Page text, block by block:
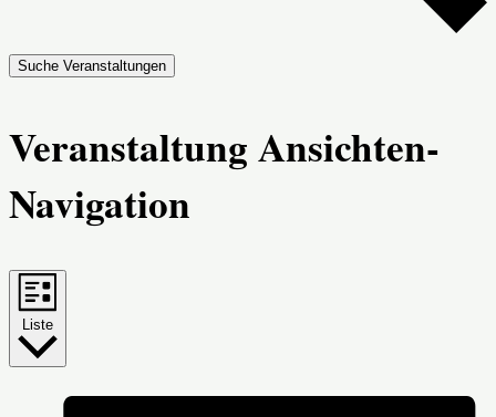
Suche Veranstaltungen
Veranstaltung Ansichten-
Navigation
Liste